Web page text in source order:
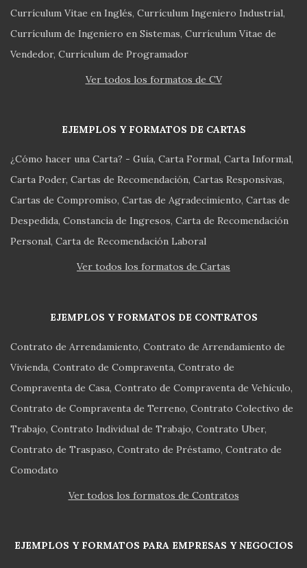
Currículum Vitae en Inglés Currículum Ingeniero Industrial
Currículum de Ingeniero en Sistemas Currículum Vitae de
Vendedor Currículum de Programador
Ver todos los formatos de CV
EJEMPLOS Y FORMATOS DE CARTAS
¿Cómo hacer una Carta? - Guía Carta Formal Carta Informal
Carta Poder Cartas de Recomendación Cartas Responsivas
Cartas de Compromiso Cartas de Agradecimiento Cartas de
Despedida Constancia de Ingresos Carta de Recomendación
Personal Carta de Recomendación Laboral
Ver todos los formatos de Cartas
EJEMPLOS Y FORMATOS DE CONTRATOS
Contrato de Arrendamiento Contrato de Arrendamiento de
Vivienda Contrato de Compraventa Contrato de
Compraventa de Casa Contrato de Compraventa de Vehículo
Contrato de Compraventa de Terreno Contrato Colectivo de
Trabajo Contrato Individual de Trabajo Contrato Uber
Contrato de Traspaso Contrato de Préstamo Contrato de
Comodato
Ver todos los formatos de Contratos
EJEMPLOS Y FORMATOS PARA EMPRESAS Y NEGOCIOS